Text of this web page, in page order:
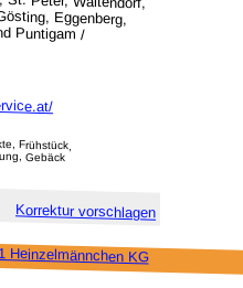
Frühstück,
Gebäck
Korrektur vor­schlagen
Heinzel­männchen KG